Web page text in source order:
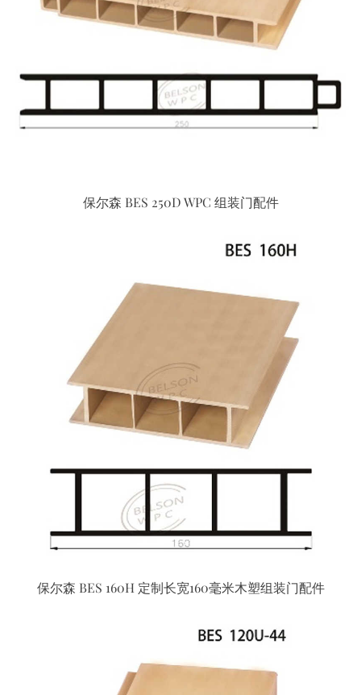
保尔森 BES 250D WPC 组装门配件
保尔森 BES 160H 定制长宽160毫米木塑组装门配件